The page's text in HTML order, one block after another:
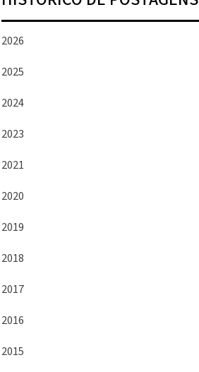
2026
2025
2024
2023
2021
2020
2019
2018
2017
2016
2015